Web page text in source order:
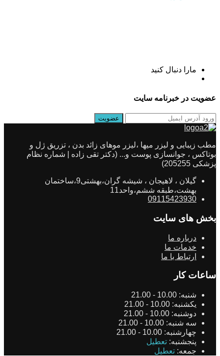
مارا دنبال کنید
عضویت در خبرنامه سایت
مطب زیبایی و لیزر میها ،لیزر موهای زائد بدن ، تزریق ژل و
بوتاکس ، جوانسازی پوست و... (دکتر تقی زاده | شماره نظام
پزشکی 205255)
گیلان ، لاهیجان ، شیشه گران،بهشتی9،ساختمان
بهشت،طبقه ششم،واحد11
09115423930
بخش های سایت
درباره ما
خدمات ما
ارتباط با ما
ساعات کار
شنبه: 10.00 - 21.00
یکشنبه: 10.00 - 21.00
دوشنبه: 10.00 - 21.00
سه شنبه: 10.00 - 21.00
چهارشنبه: 10.00 - 21.00
پنجشنبه: تعطیل
جمعه: تعطیل